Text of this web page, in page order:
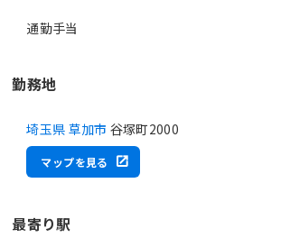
通勤手当
勤務地
埼玉県 草加市 谷塚町2000
マップを見る
最寄り駅